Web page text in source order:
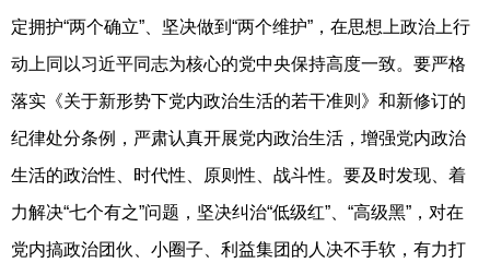
定拥护“两个确立”、坚决做到“两个维护”，在思想上政治上行
动上同以习近平同志为核心的党中央保持高度一致。要严格
落实《关于新形势下党内政治生活的若干准则》和新修订的
纪律处分条例，严肃认真开展党内政治生活，增强党内政治
生活的政治性、时代性、原则性、战斗性。要及时发现、着
力解决“七个有之”问题，坚决纠治“低级红”、“高级黑”，对在
党内搞政治团伙、小圈子、利益集团的人决不手软，有力打